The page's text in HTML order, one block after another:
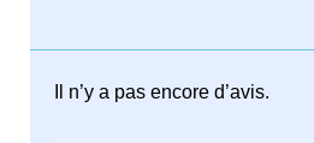
Il n’y a pas encore d’avis.